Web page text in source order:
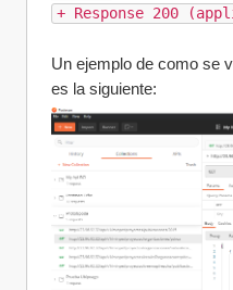
+ Response 200
Un ejemplo de como se
es la siguiente: